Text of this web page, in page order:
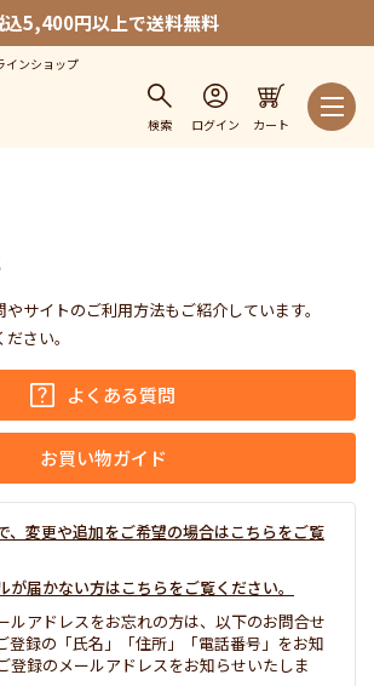
込5,400円以上で送料無料
インショップ
検索 ログイン カート
サイトのご利用方法もご紹介しています。
さい。
よくある質問
お買い物ガイド
、変更や追加をご希望の場合はこちらをご覧
が届かない方はこちらをご覧ください。
ルアドレスをお忘れの方は、以下のお問合せ
登録の「氏名」「住所」「電話番号」をお知
登録のメールアドレスをお知らせいたしま